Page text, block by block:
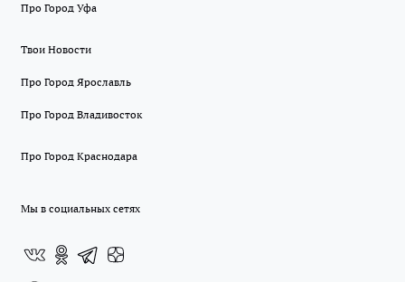
Про Город Уфа
Твои Новости
Про Город Ярославль
Про Город Владивосток
Про Город Краснодара
Мы в социальных сетях